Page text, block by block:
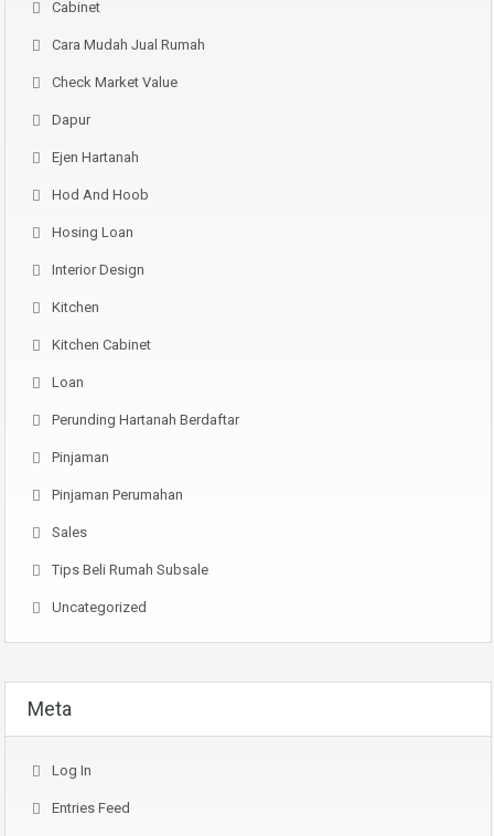
Cabinet
Cara Mudah Jual Rumah
Check Market Value
Dapur
Ejen Hartanah
Hod And Hoob
Hosing Loan
Interior Design
Kitchen
Kitchen Cabinet
Loan
Perunding Hartanah Berdaftar
Pinjaman
Pinjaman Perumahan
Sales
Tips Beli Rumah Subsale
Uncategorized
Meta
Log In
Entries Feed